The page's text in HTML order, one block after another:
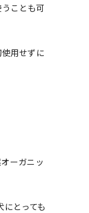
ことも可
用せずに
ーガニッ
とっても